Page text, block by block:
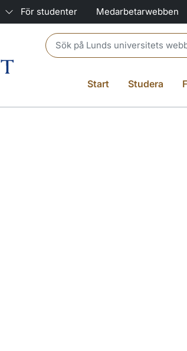
För studenter Medarbetarwebben
Header search
Start Studera